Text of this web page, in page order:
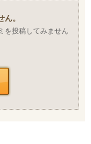
。
を投稿してみません